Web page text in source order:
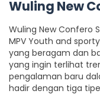
Wuling New
Wuling New Confero
MPV Youth and
yang beragam dan
yang ingin terlihat
pengalaman baru
hadir dengan tiga tipe,